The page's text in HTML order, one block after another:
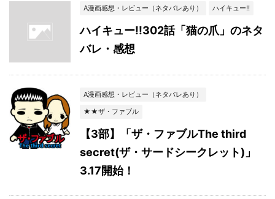
A漫画感想・レビュー（ネタバレあり） ハイキュー!!
ハイキュー!!302話「猫の爪」のネタ
バレ・感想
A漫画感想・レビュー（ネタバレあり）
★★ザ・ファブル
【3部】「ザ・ファブルThe third
secret(ザ・サードシークレット)」
3.17開始！